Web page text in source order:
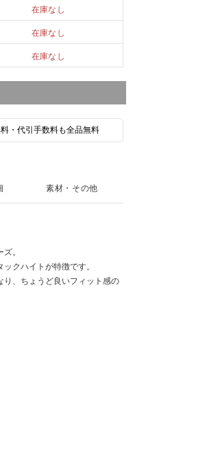
在庫なし
在庫なし
在庫なし
・代引手数料も全品無料
。
クハイトが特徴です。
り、ちょうど良いフィット感の
素材・その他